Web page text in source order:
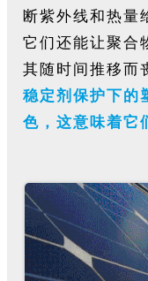
断紫外线和热量
它们还能让聚合
其随时间推移而
稳定剂保护下的
色，这意味着它